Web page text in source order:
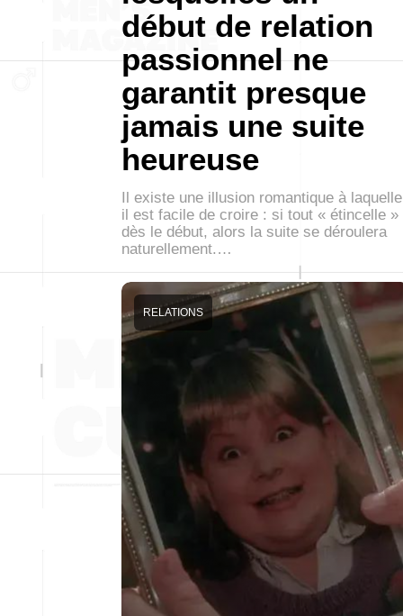
début de relation
passionnel ne
garantit presque
jamais une suite
heureuse
Il existe une illusion romantique à laquelle
il est facile de croire : si tout « étincelle »
dès le début, alors la suite se déroulera
naturellement.…
RELATIONS